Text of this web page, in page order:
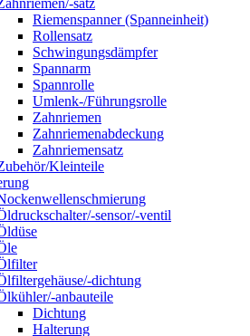
satz
Riemenspanner (Spanneinheit)
Rollensatz
Schwingungsdämpfer
Spannarm
Spannrolle
Umlenk-/Führungsrolle
Zahnriemen
Zahnriemenabdeckung
Zahnriemensatz
Kleinteile
sensor/-ventil
dichtung
anbauteile
Dichtung
Halterung